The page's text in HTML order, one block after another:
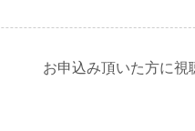
お申込み頂いた方に視